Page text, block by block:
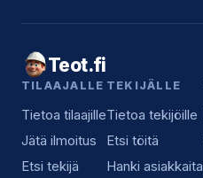
Teot.fi
TILAAJALLE
Tietoa tilaajille
Jätä ilmoitus
Etsi tekijä
TEKIJÄLLE
Tietoa tekijöille
Etsi töitä
Hanki asiakkaita